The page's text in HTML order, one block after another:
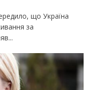
що Україна
за